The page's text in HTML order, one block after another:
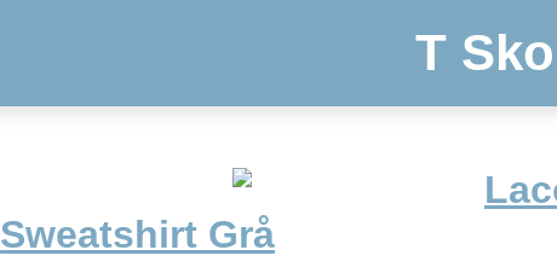
T Sko
Sweatshirt Grå